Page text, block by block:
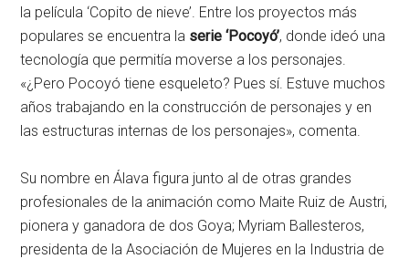
la película ‘Copito de nieve’. Entre los proyectos más
populares se encuentra la serie ‘Pocoyó’, donde ideó una
tecnología que permitía moverse a los personajes.
«¿Pero Pocoyó tiene esqueleto? Pues sí. Estuve muchos
años trabajando en la construcción de personajes y en
las estructuras internas de los personajes», comenta.
Su nombre en Álava figura junto al de otras grandes
profesionales de la animación como Maite Ruiz de Austri,
pionera y ganadora de dos Goya; Myriam Ballesteros,
presidenta de la Asociación de Mujeres en la Industria de